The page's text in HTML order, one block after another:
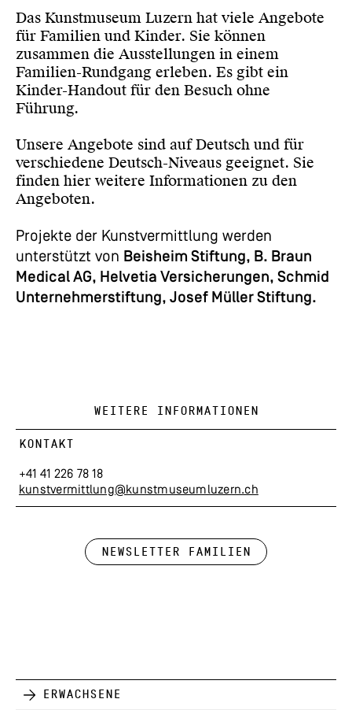
Das Kunstmuseum Luzern hat viele Angebote
für Familien und Kinder. Sie können
zusammen die Ausstellungen in einem
Familien-Rundgang erleben. Es gibt ein
Kinder-Handout für den Besuch ohne
Führung.
Unsere Angebote sind auf Deutsch und für
verschiedene Deutsch-Niveaus geeignet. Sie
finden hier weitere Informationen zu den
Angeboten.
Projekte der Kunstvermittlung werden
unterstützt von Beisheim Stiftung, B. Braun
Medical AG, Helvetia Versicherungen, Schmid
Unternehmerstiftung, Josef Müller Stiftung.
WEITERE INFORMATIONEN
KONTAKT
+41 41 226 78 18
kunstvermittlung@kunstmuseumluzern.ch
Newsletter Familien
Erwachsene